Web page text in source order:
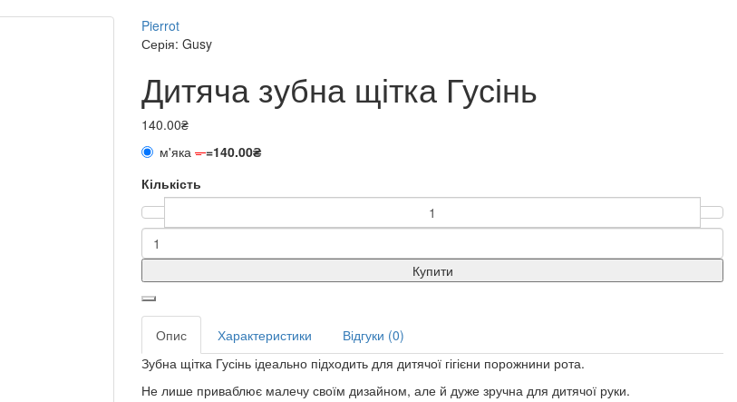
Pierrot
Серія: Gusy
Дитяча зубна щітка Гусінь
140.00₴
м'яка ==140.00₴
Кількість
Купити
Опис Характеристики
Відгуки (0)
Зубна щітка Гусінь ідеально підходить для дитячої гігієни порожнини рота.
Не лише приваблює малечу своїм дизайном, але й дуже зручна для дитячої руки.